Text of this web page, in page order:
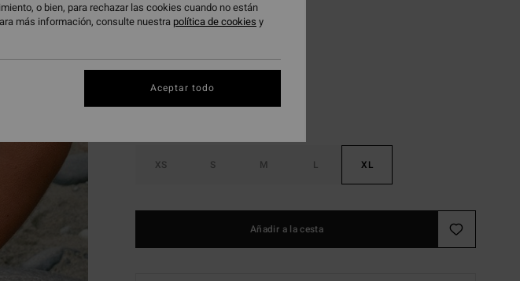
XS S M L XL
Añadir a la cesta
o bien, para rechazar las cookies cuando no están
más información, consulte nuestra política de cookies y
Aceptar todo